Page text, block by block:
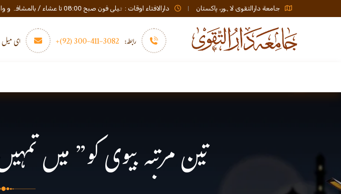
جامعة دارالتقوی لاہور، پاکستان دارالافتاء اوقات : ٹیلی فون صبح 08:00 تا عشاء / بالمشافہ و واٹس ایپ 08:00 تا عصر
رابطہ: 3082-411-300 (92)+ ای میل
تین مرتبہ بیوی کو” میں